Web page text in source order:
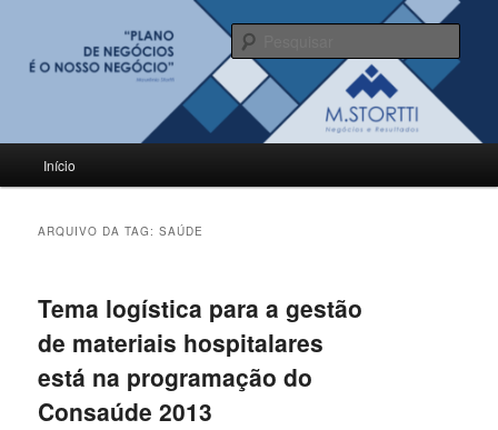
BLOG M.Stortti
principal
Início
ARQUIVO DA TAG:SAÚDE
Tema logística para a gestão
de materiais hospitalares
está na programação do
Consaúde 2013